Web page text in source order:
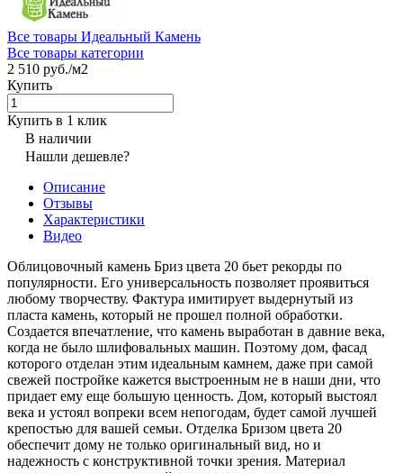
Все товары Идеальный Камень
Все товары категории
2 510 руб./м2
Купить
Купить в 1 клик
В наличии
Нашли дешевле?
Описание
Отзывы
Характеристики
Видео
Облицовочный камень Бриз цвета 20 бьет рекорды по
популярности. Его универсальность позволяет проявиться
любому творчеству. Фактура имитирует выдернутый из
пласта камень, который не прошел полной обработки.
Создается впечатление, что камень выработан в давние века,
когда не было шлифовальных машин. Поэтому дом, фасад
которого отделан этим идеальным камнем, даже при самой
свежей постройке кажется выстроенным не в наши дни, что
придает ему еще большую ценность. Дом, который выстоял
века и устоял вопреки всем непогодам, будет самой лучшей
крепостью для вашей семьи. Отделка Бризом цвета 20
обеспечит дому не только оригинальный вид, но и
надежность с конструктивной точки зрения. Материал